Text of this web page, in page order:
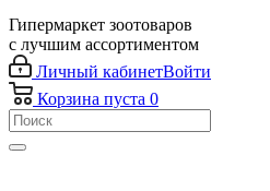
Гипермаркет зоотоваров
с лучшим ассортиментом
Личный кабинетВойти
Корзина пуста 0